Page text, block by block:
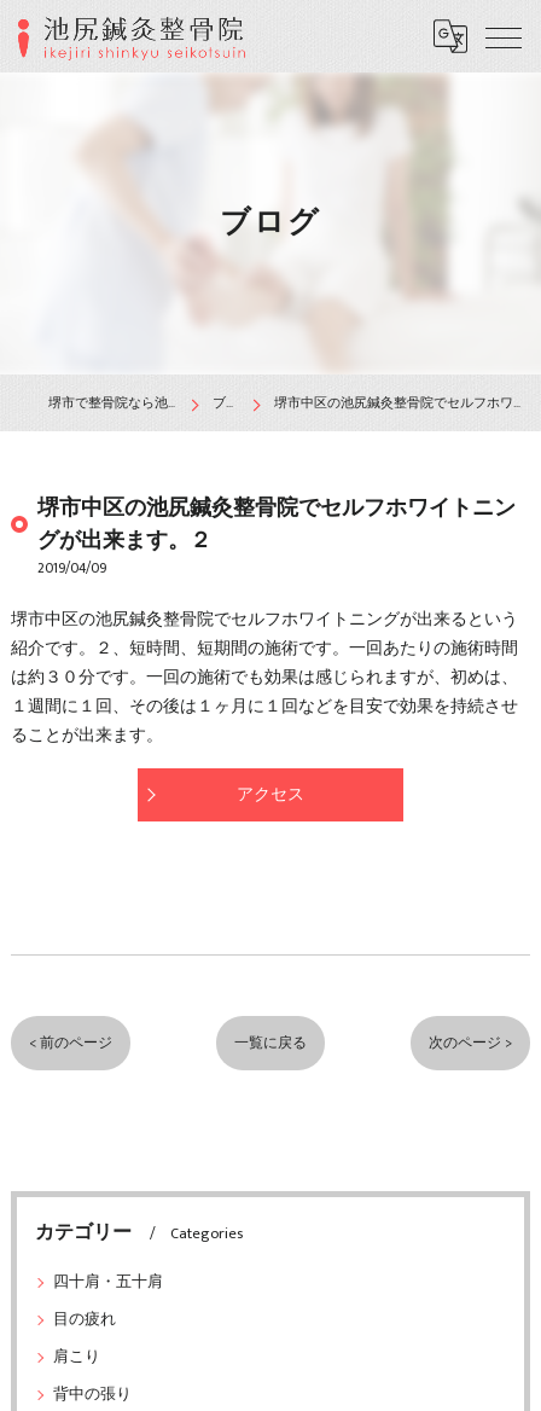
ブログ
堺市で整骨院なら池尻鍼灸整骨院 ブログ 堺市中区の池尻鍼灸整骨院でセルフホワイトニングが出来ます。２
堺市中区の池尻鍼灸整骨院でセルフホワイトニン
グが出来ます。２
2019/04/09
堺市中区の池尻鍼灸整骨院でセルフホワイトニングが出来るという
紹介です。２、短時間、短期間の施術です。一回あたりの施術時間
は約３０分です。一回の施術でも効果は感じられますが、初めは、
１週間に１回、その後は１ヶ月に１回などを目安で効果を持続させ
ることが出来ます。
アクセス
< 前のページ 一覧に戻る 次のページ >
カテゴリー
Categories
四十肩・五十肩
目の疲れ
肩こり
背中の張り